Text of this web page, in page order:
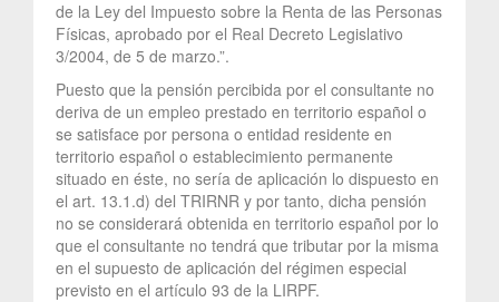
de la Ley del Impuesto sobre la Renta de las Personas
Físicas, aprobado por el Real Decreto Legislativo
3/2004, de 5 de marzo.”.
Puesto que la pensión percibida por el consultante no
deriva de un empleo prestado en territorio español o
se satisface por persona o entidad residente en
territorio español o establecimiento permanente
situado en éste, no sería de aplicación lo dispuesto en
el art. 13.1.d) del TRIRNR y por tanto, dicha pensión
no se considerará obtenida en territorio español por lo
que el consultante no tendrá que tributar por la misma
en el supuesto de aplicación del régimen especial
previsto en el artículo 93 de la LIRPF.